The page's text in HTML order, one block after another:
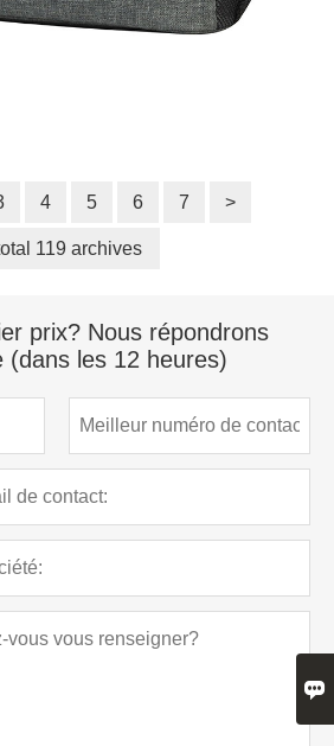
4 5 6 7 >
119 archives
prix? Nous répondrons
(dans les 12 heures)
